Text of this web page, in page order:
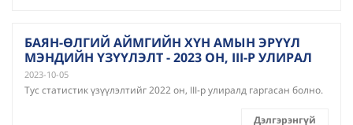
БАЯН-ӨЛГИЙ АЙМГИЙН ХҮН АМЫН ЭРҮҮЛ
МЭНДИЙН ҮЗҮҮЛЭЛТ - 2023 ОН, III-Р УЛИРАЛ
2023-10-05
Тус статистик үзүүлэлтийг 2022 он, III-р улиралд гаргасан болно.
Дэлгэрэнгүй